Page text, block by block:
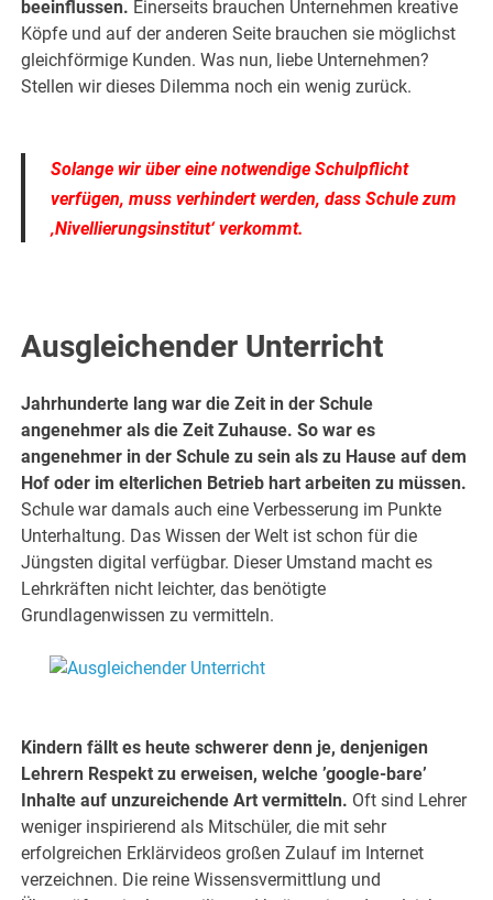
beeinflussen. Einerseits brauchen Unternehmen kreative
Köpfe und auf der anderen Seite brauchen sie möglichst
gleichförmige Kunden. Was nun, liebe Unternehmen?
Stellen wir dieses Dilemma noch ein wenig zurück.
Solange wir über eine notwendige Schulpflicht
verfügen, muss verhindert werden, dass Schule zum
‚Nivellierungsinstitut‘ verkommt.
Ausgleichender Unterricht
Jahrhunderte lang war die Zeit in der Schule
angenehmer als die Zeit Zuhause. So war es
angenehmer in der Schule zu sein als zu Hause auf dem
Hof oder im elterlichen Betrieb hart arbeiten zu müssen.
Schule war damals auch eine Verbesserung im Punkte
Unterhaltung. Das Wissen der Welt ist schon für die
Jüngsten digital verfügbar. Dieser Umstand macht es
Lehrkräften nicht leichter, das benötigte
Grundlagenwissen zu vermitteln.
Kindern fällt es heute schwerer denn je, denjenigen
Lehrern Respekt zu erweisen, welche ’google-bare’
Inhalte auf unzureichende Art vermitteln. Oft sind Lehrer
weniger inspirierend als Mitschüler, die mit sehr
erfolgreichen Erklärvideos großen Zulauf im Internet
verzeichnen. Die reine Wissensvermittlung und